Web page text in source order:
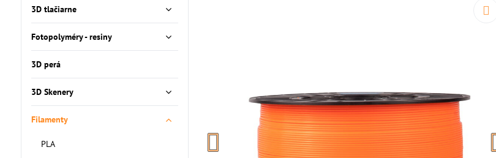
3D tlačiarne
Fotopolyméry - resiny
3D perá
3D Skenery
Filamenty
PLA